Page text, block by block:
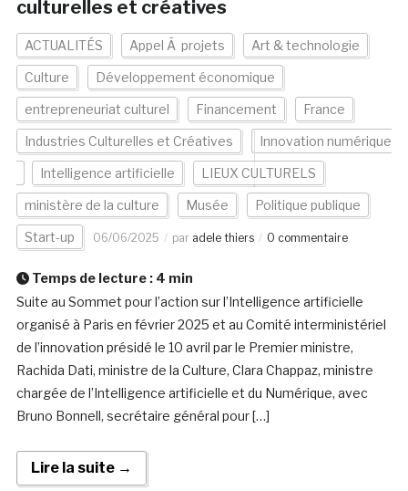
culturelles et créatives
ACTUALITÉS Appel Ã projets Art & technologie
Culture Développement économique
entrepreneuriat culturel Financement France
Industries Culturelles et Créatives Innovation numérique
Intelligence artificielle LIEUX CULTURELS
ministère de la culture Musée Politique publique
Start-up 06/06/2025 par adele thiers 0 commentaire
Temps de lecture : 4 min
Suite au Sommet pour l’action sur l’Intelligence artificielle
organisé à Paris en février 2025 et au Comité interministériel
de l’innovation présidé le 10 avril par le Premier ministre,
Rachida Dati, ministre de la Culture, Clara Chappaz, ministre
chargée de l’Intelligence artificielle et du Numérique, avec
Bruno Bonnell, secrétaire général pour […]
Lire la suite →